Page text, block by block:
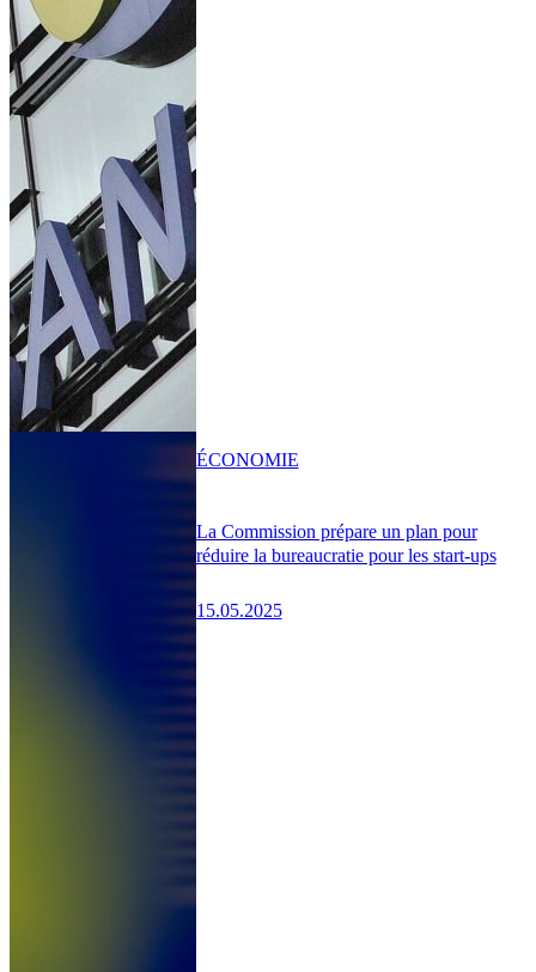
La Commission prépare un plan pour
réduire la bureaucratie pour les start-ups
15.05.2025
ÉCONOMIE